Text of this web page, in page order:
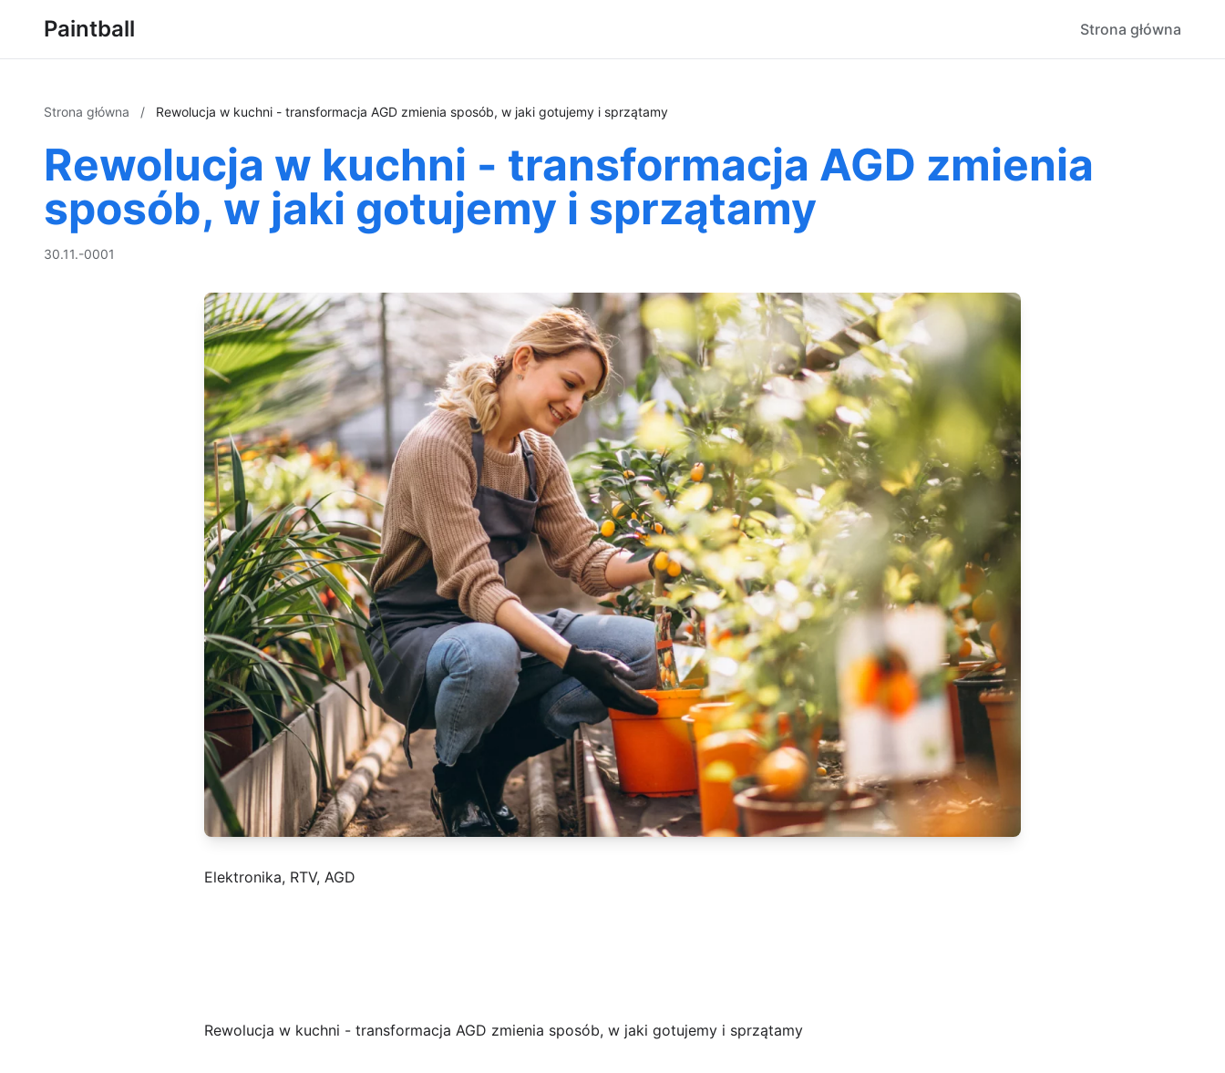
Paintball Strona główna
Strona główna / Rewolucja w kuchni - transformacja AGD zmienia sposób, w jaki gotujemy i sprzątamy
Rewolucja w kuchni - transformacja AGD zmienia
sposób, w jaki gotujemy i sprzątamy
30.11.-0001
Elektronika, RTV, AGD
Rewolucja w kuchni - transformacja AGD zmienia sposób, w jaki gotujemy i sprzątamy